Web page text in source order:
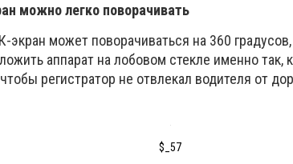
можно легко поворачивать
может поворачиваться на 360 градусов,
аппарат на лобовом стекле именно так,
регистратор не отвлекал водителя от
$_57